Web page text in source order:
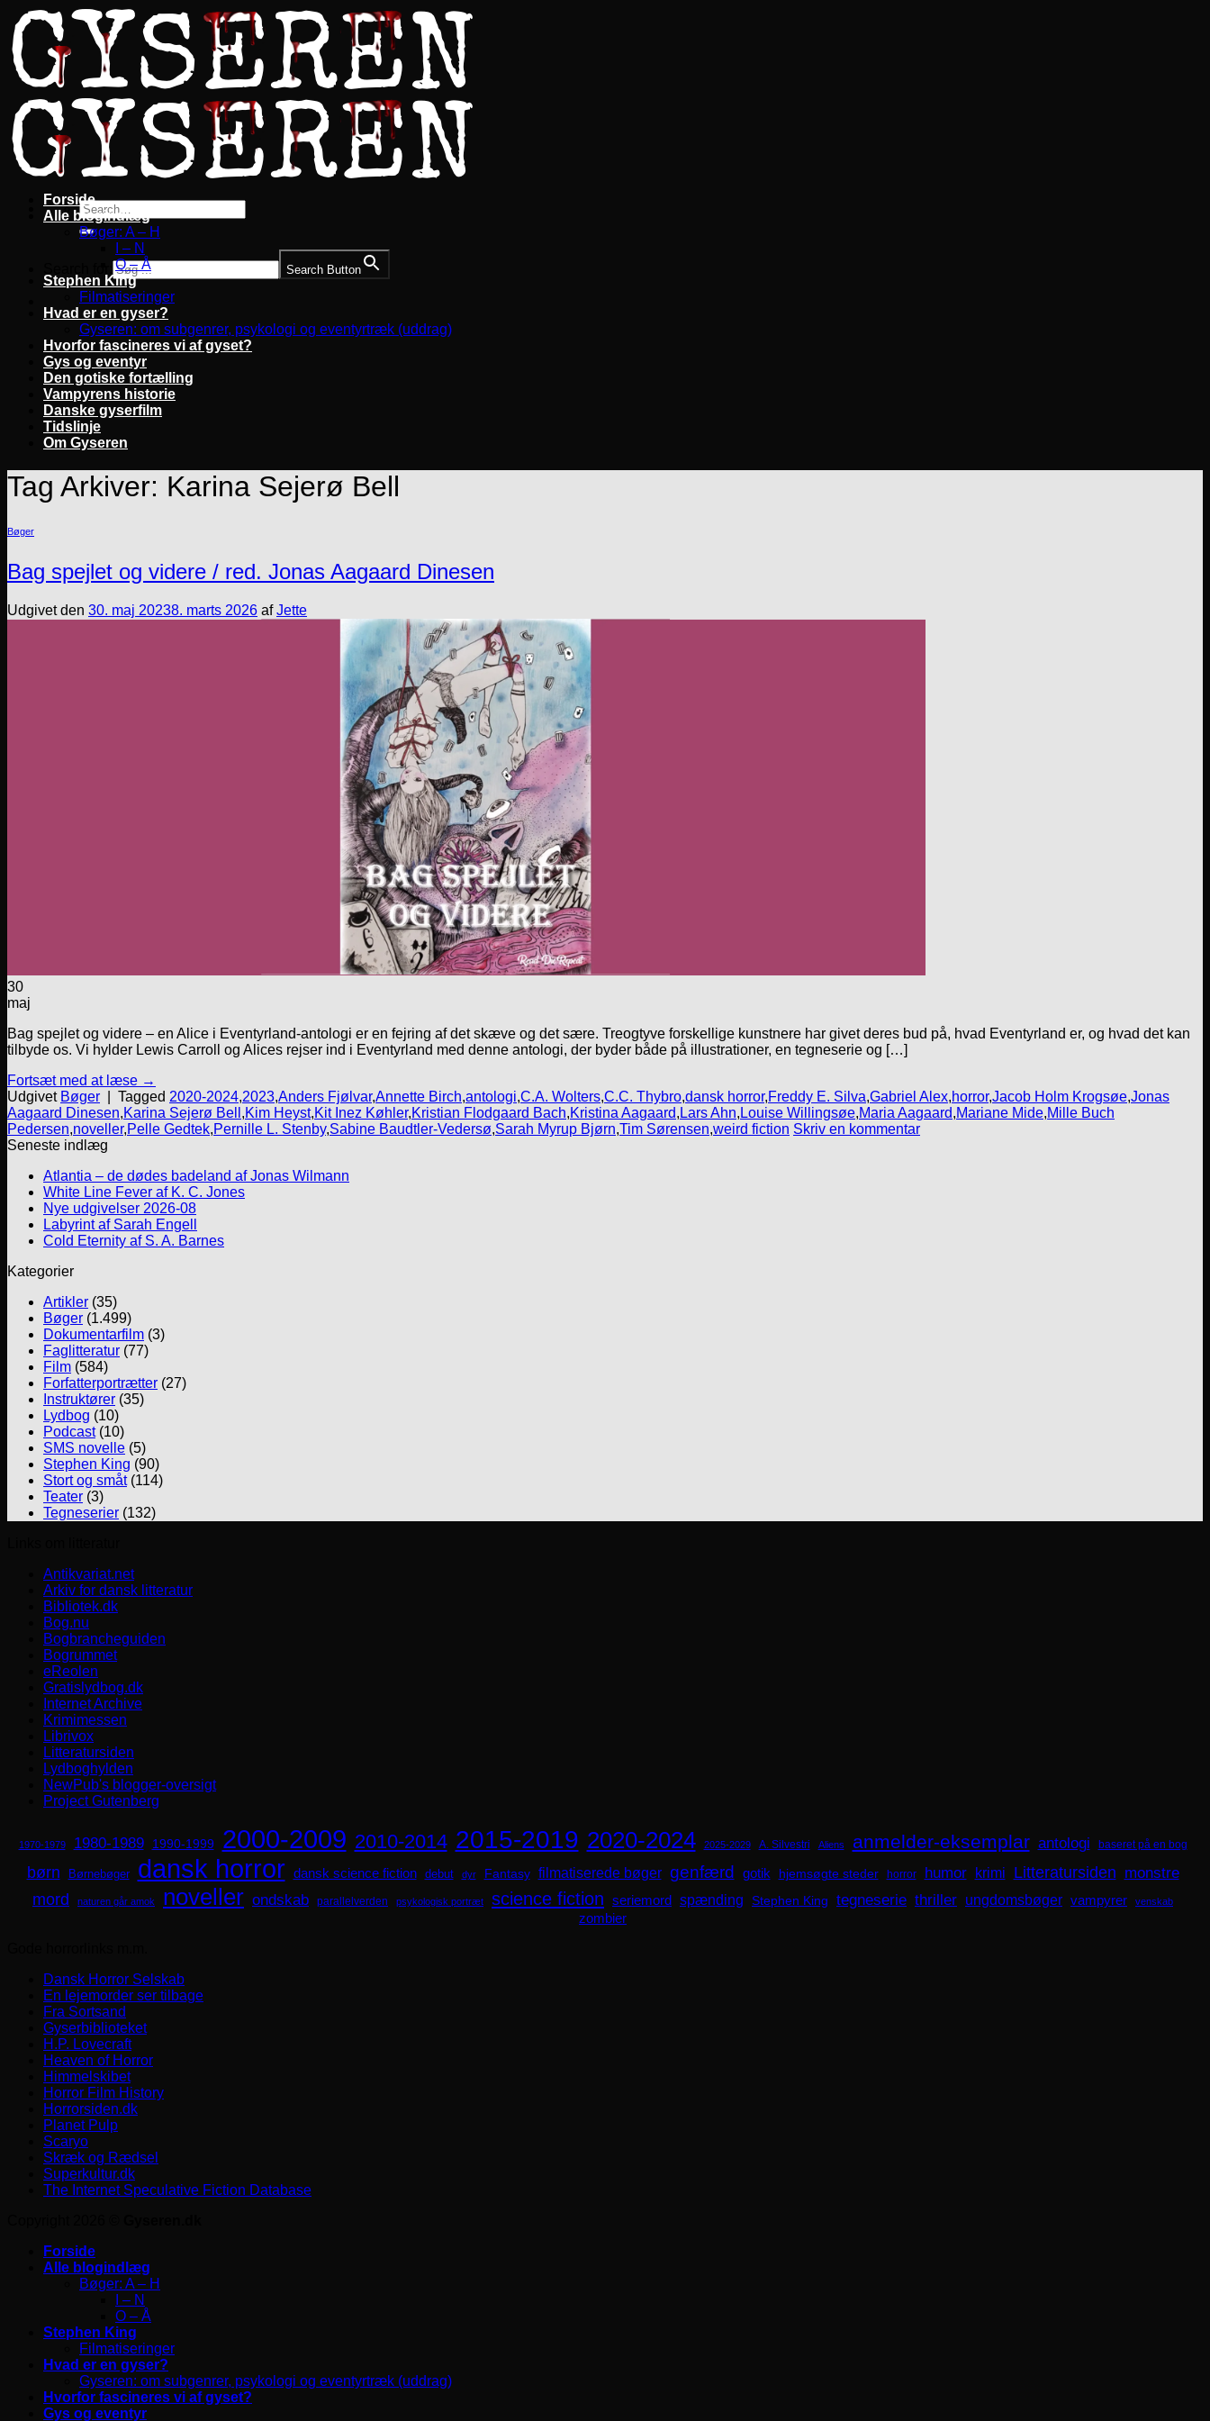
Fortsæt
til
indhold
Search Button
Forside
Alle blogindlæg
Bøger: A – H
I – N
O – Å
Stephen King
Filmatiseringer
Hvad er en gyser?
Gyseren: om subgenrer, psykologi og eventyrtræk (uddrag)
Hvorfor fascineres vi af gyset?
Gys og eventyr
Den gotiske fortælling
Vampyrens historie
Danske gyserfilm
Tidslinje
Om Gyseren
Tag Arkiver: Karina Sejerø Bell
Bøger
Bag spejlet og videre / red. Jonas Aagaard Dinesen
Udgivet den 30. maj 20238. marts 2026 afJette
30
maj
Bag spejlet og videre – en Alice i Eventyrland-antologi er en fejring af det skæve og det sære. Treogtyve forskellige kunstnere har givet deres bud på, hvad Eventyrland er, og hvad det kan
tilbyde os. Vi hylder Lewis Carroll og Alices rejser ind i Eventyrland med denne antologi, der byder både på illustrationer, en tegneserie og […]
Fortsæt med at læse →
Udgivet Bøger Tagged 2020-2024,2023,Anders Fjølvar,Annette Birch,antologi,C.A. Wolters,C.C. Thybro,dansk horror,Freddy E. Silva,Gabriel Alex,horror,Jacob Holm Krogsøe,Jonas
Aagaard Dinesen,Karina Sejerø Bell ,Kim Heyst,Kit Inez Køhler,Kristian Flodgaard Bach,Kristina Aagaard, Lars Ahn, Louise Willingsøe,Maria Aagaard,Mariane Mide,Mille Buch
Pedersen,noveller,Pelle Gedtek,Pernille L. Stenby,Sabine Baudtler-Vedersø,Sarah Myrup Bjørn,Tim Sørensen,weird fiction Skriv en kommentar
Seneste indlæg
Atlantia – de dødes badeland af Jonas Wilmann
White Line Fever af K. C. Jones
Nye udgivelser 2026-08
Labyrint af Sarah Engell
Cold Eternity af S. A. Barnes
Kategorier
Artikler (35)
Bøger (1.499)
Dokumentarfilm (3)
Faglitteratur (77)
Film (584)
Forfatterportrætter (27)
Instruktører (35)
Lydbog (10)
Podcast(10)
SMS novelle (5)
Stephen King (90)
Stort og småt(114)
Teater (3)
Tegneserier (132)
Antikvariat.net
Arkiv for dansk litteratur
Bibliotek.dk
Bog.nu
Bogbrancheguiden
Bogrummet
eReolen
Gratislydbog.dk
Internet Archive
Krimimessen
Librivox
Litteratursiden
Lydboghylden
NewPub's blogger-oversigt
Project Gutenberg
1970-1979 1980-1989 1990-1999 2000-2009 2010-2014 2015-2019 2020-2024 2025-2029 A. Silvestri Aliens anmelder-eksemplar antologi baseret på en bog
børn Børnebøger dansk horror dansk science fiction debut dyr Fantasy filmatiserede bøger genfærd gotik hjemsøgte steder horror humor krimi Litteratursiden monstre
mord naturen går amok noveller ondskab parallelverden psykologisk portræt science fiction seriemord spænding Stephen King tegneserie thriller ungdomsbøger vampyrer venskab
zombier
Dansk Horror Selskab
En lejemorder ser tilbage
Fra Sortsand
Gyserbiblioteket
H.P. Lovecraft
Heaven of Horror
Himmelskibet
Horror Film History
Horrorsiden.dk
Planet Pulp
Scaryo
Skræk og Rædsel
Superkultur.dk
The Internet Speculative Fiction Database
Forside
Alle blogindlæg
Bøger: A – H
I – N
O – Å
Stephen King
Filmatiseringer
Hvad er en gyser?
Gyseren: om subgenrer, psykologi og eventyrtræk (uddrag)
Hvorfor fascineres vi af gyset?
Gys og eventyr